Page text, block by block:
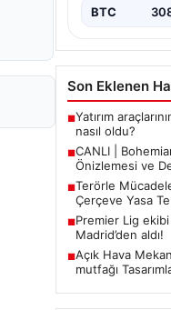
BTC
Son Eklenen
■Yatırım
nasıl oldu?
■CANLI |
Önizlemesi ve
■Terörle
Çerçeve Yasa
■Premier Lig
Madrid’den aldı!
■Açık Hava
mutfağı